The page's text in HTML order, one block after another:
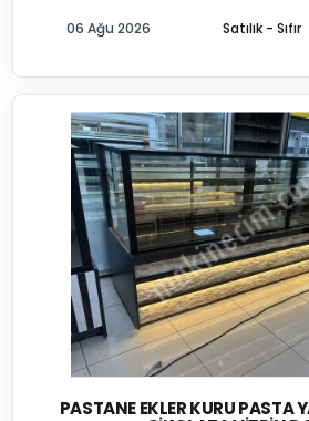
Satılık - Sıfır
06 Ağu 2026
PASTANE EKLER KURU PASTA